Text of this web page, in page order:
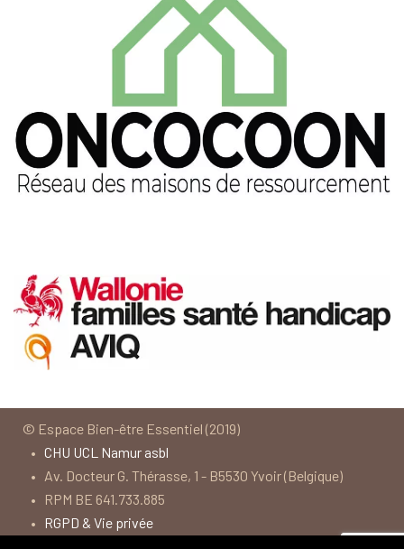
© Espace Bien-être Essentiel (2019)
• CHU UCL Namur asbl
• Av. Docteur G. Thérasse, 1 - B5530 Yvoir (Belgique)
• RPM BE 641.733.885
• RGPD & Vie privée